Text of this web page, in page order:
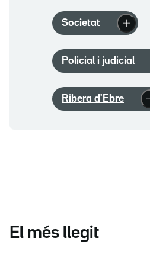
Societat
Policial i judicial
Ribera d'Ebre
El més llegit